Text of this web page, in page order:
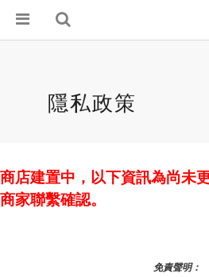
隱私政策
商店建置中，以下資訊為尚未
商家聯繫確認。
免責聲明：